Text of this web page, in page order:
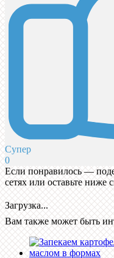
Супер
0
Если понравилось —
сетях или оставьте
Загрузка...
Вам также может быть